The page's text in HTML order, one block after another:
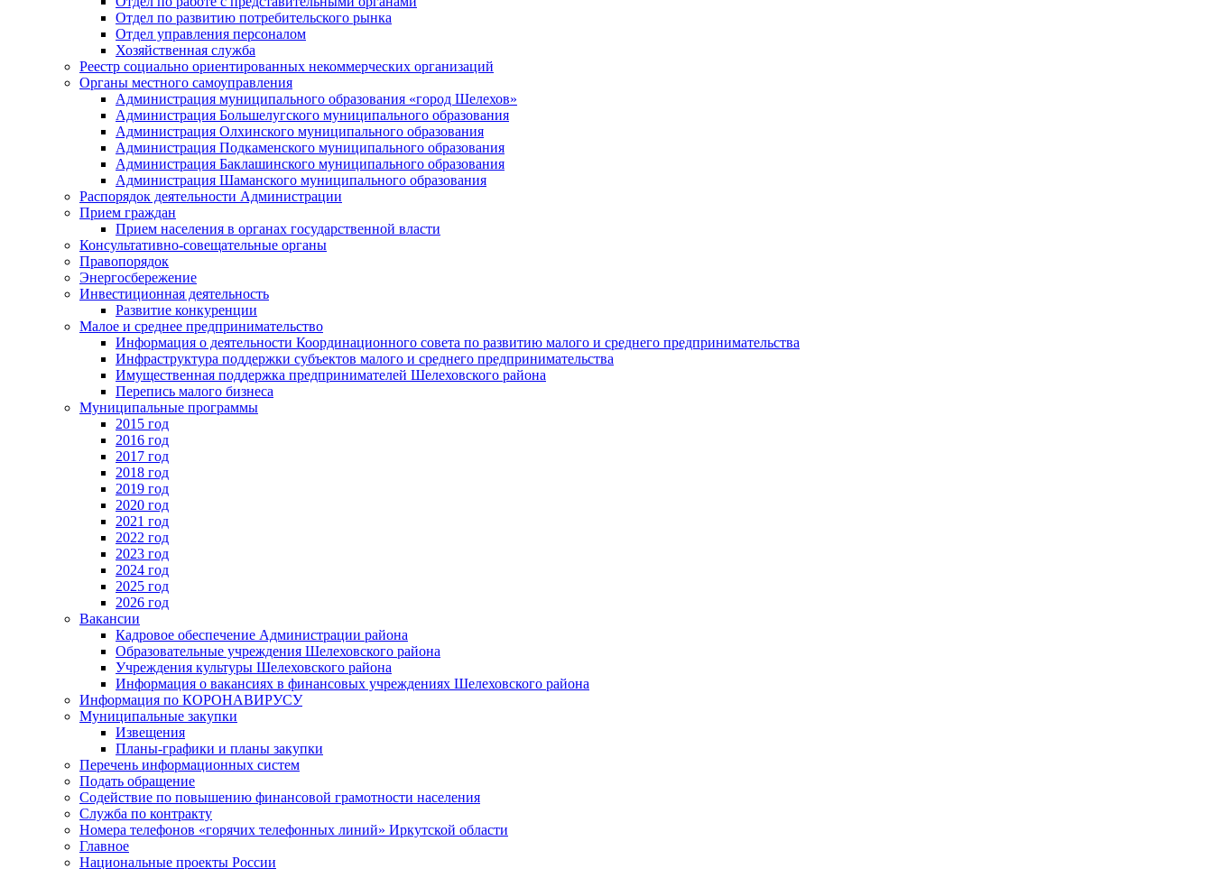
Отдел по развитию потребительского рынка
Отдел управления персоналом
Хозяйственная служба
Реестр социально ориентированных некоммерческих организаций
Органы местного самоуправления
Администрация муниципального образования «город Шелехов»
Администрация Большелугского муниципального образования
Администрация Олхинского муниципального образования
Администрация Подкаменского муниципального образования
Администрация Баклашинского муниципального образования
Администрация Шаманского муниципального образования
Распорядок деятельности Администрации
Прием граждан
Прием населения в органах государственной власти
Консультативно-совещательные органы
Правопорядок
Энергосбережение
Инвестиционная деятельность
Развитие конкуренции
Малое и среднее предпринимательство
Информация о деятельности Координационного совета по развитию малого и среднего предпринимательства
Инфраструктура поддержки субъектов малого и среднего предпринимательства
Имущественная поддержка предпринимателей Шелеховского района
Перепись малого бизнеса
Муниципальные программы
2015 год
2016 год
2017 год
2018 год
2019 год
2020 год
2021 год
2022 год
2023 год
2024 год
2025 год
2026 год
Вакансии
Кадровое обеспечение Администрации района
Образовательные учреждения Шелеховского района
Учреждения культуры Шелеховского района
Информация о вакансиях в финансовых учреждениях Шелеховского района
Информация по КОРОНАВИРУСУ
Муниципальные закупки
Извещения
Планы-графики и планы закупки
Перечень информационных систем
Подать обращение
Содействие по повышению финансовой грамотности населения
Служба по контракту
Номера телефонов «горячих телефонных линий» Иркутской области
Главное
Национальные проекты России